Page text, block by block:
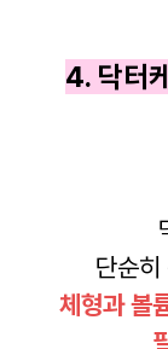
4. 닥터
단순
체형과 볼